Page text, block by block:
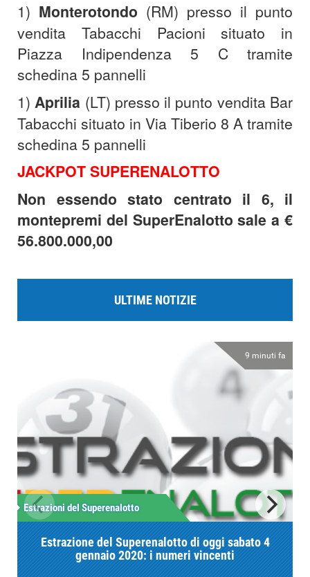
1) Monterotondo (RM) presso il punto
vendita Tabacchi Pacioni situato in
Piazza Indipendenza 5 C tramite
schedina 5 pannelli
1)Aprilia (LT) presso il punto vendita Bar
Tabacchi situato in Via Tiberio 8 A tramite
schedina 5 pannelli
JACKPOT SUPERENALOTTO
Non essendo stato centrato il 6, il
montepremi del SuperEnalotto sale a €
56.800.000,00
ULTIME NOTIZIE
9 minuti fa
Estrazioni del Superenalotto
Estrazione del Superenalotto di oggi sabato 4
gennaio 2020: i numeri vincenti